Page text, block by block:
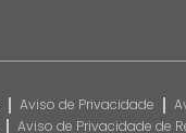
Aviso de Privacidade
Aviso de Privacidade de